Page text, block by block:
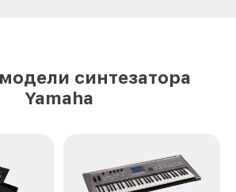
DGX-620 Yamaha
попадания влаги
от 1500₽
синтезатора
Yamaha